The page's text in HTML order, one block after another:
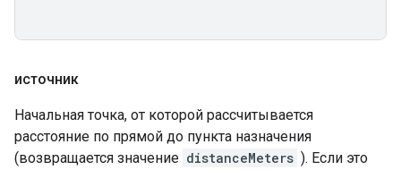
источник
Начальная точка, от которой рассчитывается
расстояние по прямой до пункта назначения
(возвращается значение distanceMeters ). Если это